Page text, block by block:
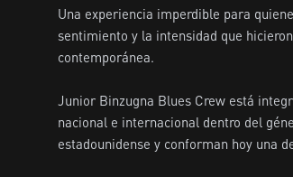
Una experiencia imperdible para
sentimiento y la intensidad que
contemporánea.
Junior Binzugna Blues Crew está
nacional e internacional dentro del
estadounidense y conforman hoy una